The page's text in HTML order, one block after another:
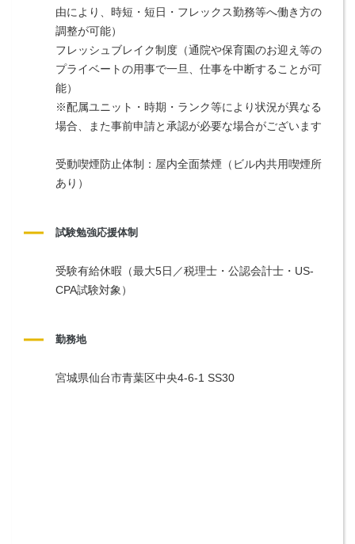
由により、時短・短日・フレックス勤務等へ働き方の
調整が可能）
フレッシュブレイク制度（通院や保育園のお迎え等の
プライベートの用事で一旦、仕事を中断することが可
能）
※配属ユニット・時期・ランク等により状況が異なる
場合、また事前申請と承認が必要な場合がございます
受動喫煙防止体制：屋内全面禁煙（ビル内共用喫煙所
あり）
試験勉強応援体制
受験有給休暇（最大5日／税理士・公認会計士・US-
CPA試験対象）
勤務地
宮城県仙台市青葉区中央4-6-1 SS30